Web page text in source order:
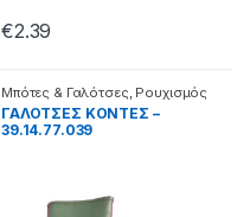
€2.39
Μπότες & Γαλότσες Ρουχισμός
ΓΑΛΟΤΣΕΣ ΚΟΝΤΕΣ –
39.14.77.039